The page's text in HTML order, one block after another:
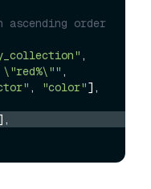
order
,
,
, "color"],